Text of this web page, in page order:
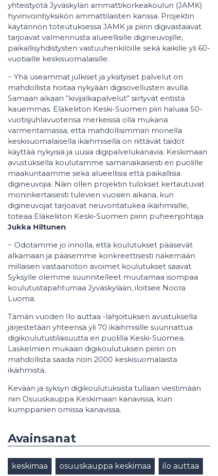
yhteistyötä Jyväskylän ammattikorkeakoulun (JAMK)
hyvinvointiyksikön ammattilaisten kanssa. Projektin
käytännön toteutuksessa JAMK ja piirin digivastaavat
tarjoavat valmennusta alueellisille digineuvojille,
paikallisyhdistysten vastuuhenkilöille sekä kaikille yli 60-
vuotiaille keskisuomalaisille.
− Yhä useammat julkiset ja yksityiset palvelut on
mahdollista hoitaa nykyään digisovellusten avulla.
Samaan aikaan ”kivijalkapalvelut” siirtyvät entistä
kauemmas. Eläkeliiton Keski-Suomen piiri haluaa 50-
vuotisjuhlavuotensa merkeissä olla mukana
varmentamassa, että mahdollisimman monella
keskisuomalaisella ikäihmisellä on riittävät taidot
käyttää nykyisiä ja uusia digipalvelukanavia. Keskimaan
avustuksella koulutamme samanaikaisesti eri puolille
maakuntaamme sekä alueellisia että paikallisia
digineuvojia. Näin ollen projektin tulokset kertautuvat
moninkertaisesti tulevien vuosien aikana, kun
digineuvojat tarjoavat neuvontatukea ikäihmisille,
toteaa Eläkeliiton Keski-Suomen piirin puheenjohtaja
Jukka Hiltunen.
− Odotamme jo innolla, että koulutukset pääsevät
alkamaan ja pääsemme konkreettisesti näkemään
millaisen vastaanoton avoimet koulutukset saavat.
Syksylle olemme suunnitelleet muutamaa isompaa
koulutustapahtumaa Jyväskylään, iloitsee Noora
Luoma.
Tämän vuoden Ilo auttaa -lahjoituksen avustuksella
järjestetään yhteensä yli 70 ikäihmisille suunnattua
digikoulutustilaisuutta eri puolilla Keski-Suomea.
Laskelmien mukaan digikoulutuksen piiriin on
mahdollista saada noin 2000 keskisuomalaista
ikäihmistä.
Kevään ja syksyn digikoulutuksista tullaan viestimään
niin Osuuskauppa Keskimaan kanavissa, kuin
kumppanien omissa kanavissa.
Avainsanat
keskimaa osuuskauppa keskimaa ilo auttaa